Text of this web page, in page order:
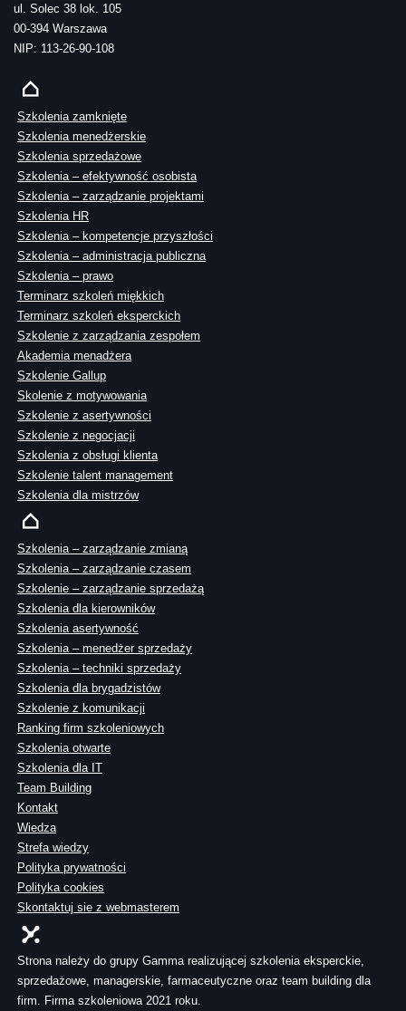
ul. Solec 38 lok. 105
00-394 Warszawa
NIP: 113-26-90-108
Szkolenia zamknięte
Szkolenia menedżerskie
Szkolenia sprzedażowe
Szkolenia – efektywność osobista
Szkolenia – zarządzanie projektami
Szkolenia HR
Szkolenia – kompetencje przyszłości
Szkolenia – administracja publiczna
Szkolenia – prawo
Terminarz szkoleń miękkich
Terminarz szkoleń eksperckich
Szkolenie z zarządzania zespołem
Akademia menadżera
Szkolenie Gallup
Skolenie z motywowania
Szkolenie z asertywności
Szkolenie z negocjacji
Szkolenia z obsługi klienta
Szkolenie talent management
Szkolenia dla mistrzów
Szkolenia – zarządzanie zmianą
Szkolenia – zarządzanie czasem
Szkolenie – zarządzanie sprzedażą
Szkolenia dla kierowników
Szkolenia asertywność
Szkolenia – menedżer sprzedaży
Szkolenia – techniki sprzedaży
Szkolenia dla brygadzistów
Szkolenie z komunikacji
Ranking firm szkoleniowych
Szkolenia otwarte
Szkolenia dla IT
Team Building
Kontakt
Wiedza
Strefa wiedzy
Polityka prywatności
Polityka cookies
Skontaktuj sie z webmasterem
Strona należy do grupy Gamma realizującej szkolenia eksperckie,
sprzedażowe, managerskie, farmaceutyczne oraz team building dla
firm. Firma szkoleniowa 2021 roku.